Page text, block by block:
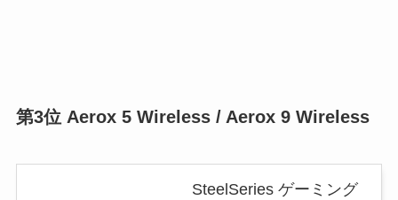
第3位 Aerox 5 Wireless / Aerox 9 Wireless
SteelSeries ゲーミング